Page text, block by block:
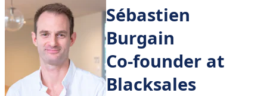
Sébastien
Burgain
Co-founder at
Blacksales